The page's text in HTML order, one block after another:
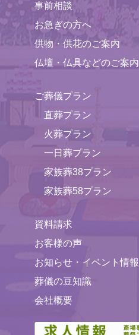
事前相談
お急ぎの方へ
供物・供花のご案内
仏壇・仏具などのご案内
ご葬儀プラン
直葬プラン
火葬プラン
一日葬プラン
家族葬38プラン
家族葬58プラン
資料請求
お客様の声
お知らせ・イベント情報
葬儀の豆知識
会社概要